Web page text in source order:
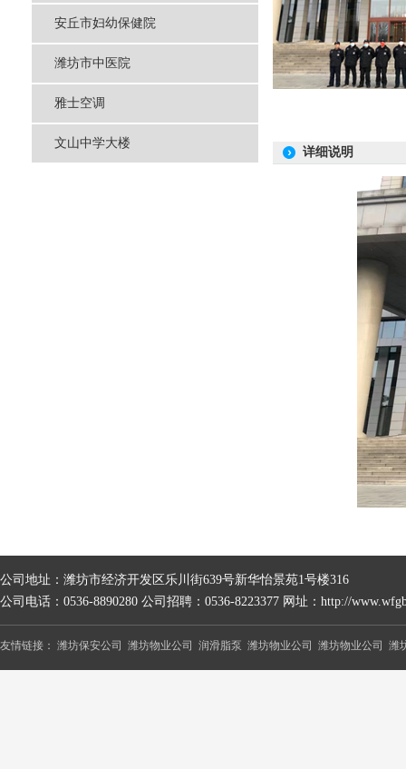
安丘市妇幼保健院
潍坊市中医院
雅士空调
文山中学大楼
详细说明
公司地址：潍坊市经济开发区乐川街639号新华怡景苑1号楼316
公司电话：0536-8890280 公司招聘：0536-8223377 网址：http://
友情链接： 潍坊保安公司 潍坊物业公司 润滑脂泵 潍坊物业公司 潍坊物业公司 潍